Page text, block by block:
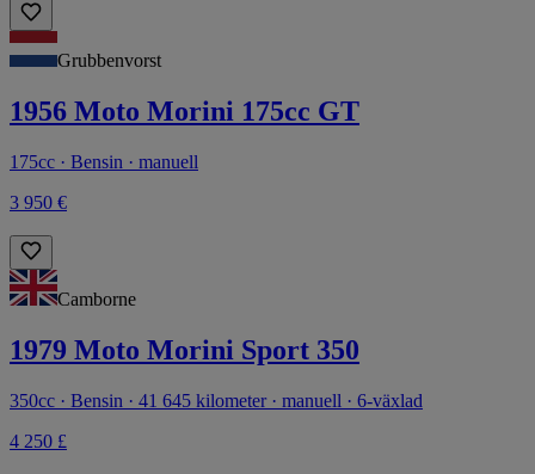
Grubbenvorst
1956 Moto Morini 175cc GT
175cc · Bensin · manuell
3 950 €
Camborne
1979 Moto Morini Sport 350
350cc · Bensin · 41 645 kilometer · manuell · 6-växlad
4 250 £